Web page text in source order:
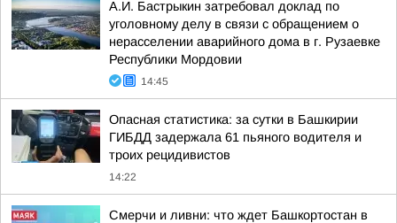
А.И. Бастрыкин затребовал доклад по
уголовному делу в связи с обращением о
нерасселении аварийного дома в г. Рузаевке
Республики Мордовии
14:45
Опасная статистика: за сутки в Башкирии
ГИБДД задержала 61 пьяного водителя и
троих рецидивистов
14:22
Смерчи и ливни: что ждет Башкортостан в